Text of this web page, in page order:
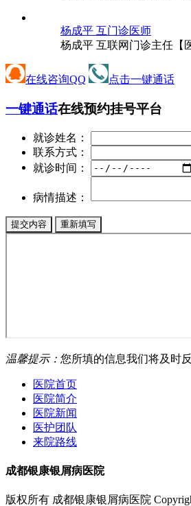
杨成平 互门诊医师
杨成平 互联网门诊主任【
在线咨询QQ 点击一键通话
一键通话在线预约挂号平台
就诊姓名：
联系方式：
就诊时间：
病情描述：
温馨提示： 您所填的信息我们将及时
医院首页
医院简介
医院新闻
医护团队
来院路线
成都银康银屑病医院
版权所有 成都银康银屑病医院